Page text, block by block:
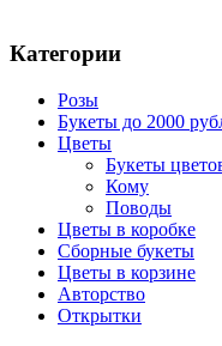
Категории
Розы
Букеты до 2000
Цветы
Букеты
Кому
Поводы
Цветы в коробке
Сборные букеты
Цветы в корзине
Авторство
Открытки